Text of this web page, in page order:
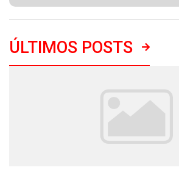
ÚLTIMOS POSTS